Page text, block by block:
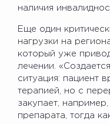
наличия
Еще один
нагрузки на
который уже
лечении.
ситуация: пациент
терапией, но с
закупает,
препарата, тогда